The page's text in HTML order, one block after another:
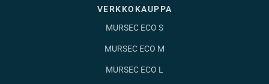
VERKKOKAUPPA
MURSEC ECO S
MURSEC ECO M
MURSEC ECO L